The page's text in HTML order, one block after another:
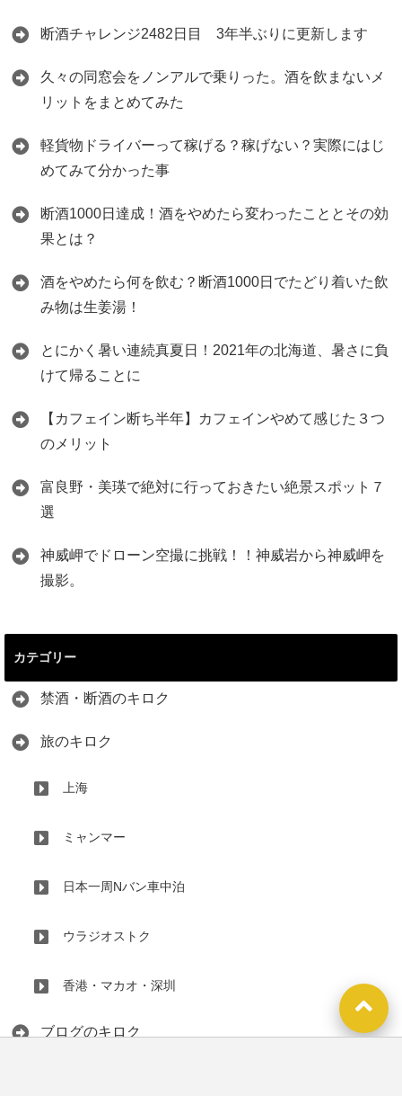
断酒チャレンジ2482日目 3年半ぶりに更新します
久々の同窓会をノンアルで乗りった。酒を飲まないメ
リットをまとめてみた
軽貨物ドライバーって稼げる？稼げない？実際にはじ
めてみて分かった事
断酒1000日達成！酒をやめたら変わったこととその効
果とは？
酒をやめたら何を飲む？断酒1000日でたどり着いた飲
み物は生姜湯！
とにかく暑い連続真夏日！2021年の北海道、暑さに負
けて帰ることに
【カフェイン断ち半年】カフェインやめて感じた３つ
のメリット
富良野・美瑛で絶対に行っておきたい絶景スポット７
選
神威岬でドローン空撮に挑戦！！神威岩から神威岬を
撮影。
カテゴリー
禁酒・断酒のキロク
旅のキロク
上海
ミャンマー
日本一周Nバン車中泊
ウラジオストク
香港・マカオ・深圳
ブログのキロク